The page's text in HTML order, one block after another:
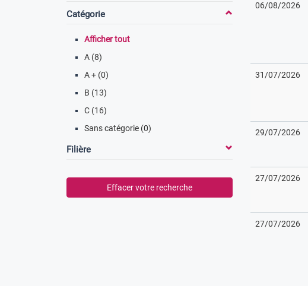
Catégorie
Afficher tout
A (8)
A + (0)
B (13)
C (16)
Sans catégorie (0)
Filière
Effacer votre recherche
06/08/2026
31/07/2026
29/07/2026
27/07/2026
27/07/2026